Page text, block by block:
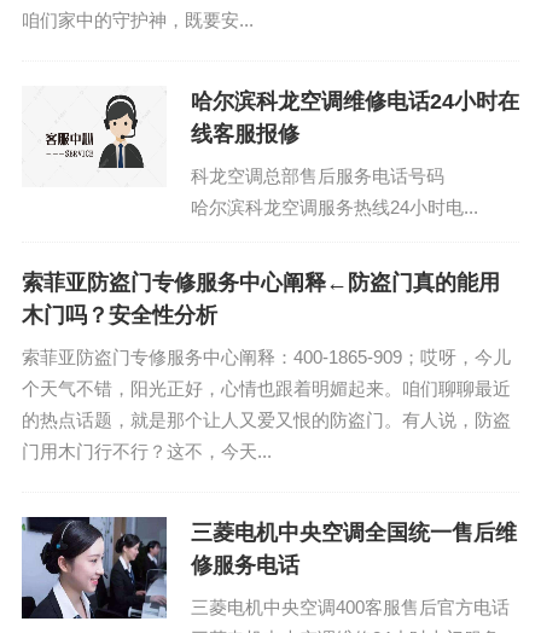
咱们家中的守护神，既要安...
哈尔滨科龙空调维修电话24小时在
线客服报修
科龙空调总部售后服务电话号码
哈尔滨科龙空调服务热线24小时电...
索菲亚防盗门专修服务中心阐释←防盗门真的能用
木门吗？安全性分析
索菲亚防盗门专修服务中心阐释：400-1865-909；哎呀，今儿
个天气不错，阳光正好，心情也跟着明媚起来。咱们聊聊最近
的热点话题，就是那个让人又爱又恨的防盗门。有人说，防盗
门用木门行不行？这不，今天...
三菱电机中央空调全国统一售后维
修服务电话
三菱电机中央空调400客服售后官方电话